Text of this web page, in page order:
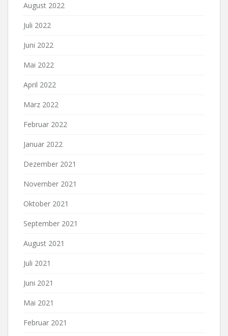
August 2022
Juli 2022
Juni 2022
Mai 2022
April 2022
März 2022
Februar 2022
Januar 2022
Dezember 2021
November 2021
Oktober 2021
September 2021
August 2021
Juli 2021
Juni 2021
Mai 2021
Februar 2021